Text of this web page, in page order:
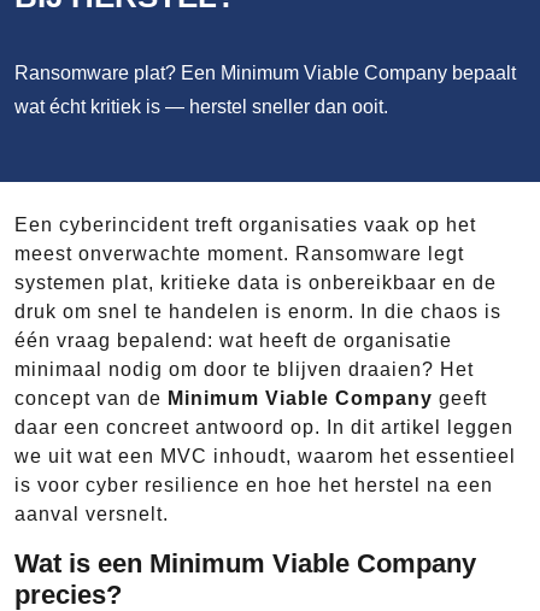
Ransomware plat? Een Minimum Viable Company bepaalt
wat écht kritiek is — herstel sneller dan ooit.
Een cyberincident treft organisaties vaak op het
meest onverwachte moment. Ransomware legt
systemen plat, kritieke data is onbereikbaar en de
druk om snel te handelen is enorm. In die chaos is
één vraag bepalend: wat heeft de organisatie
minimaal nodig om door te blijven draaien? Het
concept van de Minimum Viable Company geeft
daar een concreet antwoord op. In dit artikel leggen
we uit wat een MVC inhoudt, waarom het essentieel
is voor cyber resilience en hoe het herstel na een
aanval versnelt.
Wat is een Minimum Viable Company
precies?